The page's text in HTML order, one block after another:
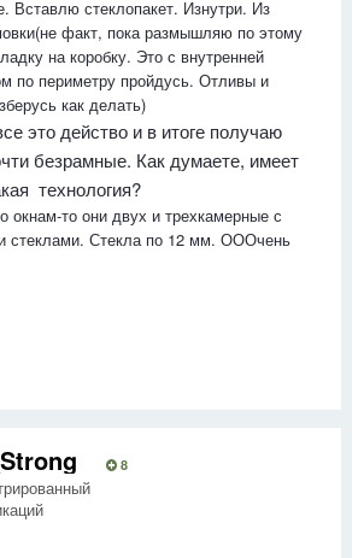
Вставлю стеклопакет. Изнутри. Из
факт, пока размышляю по этому
на коробку. Это с внутренней
по периметру пройдусь. Отливы и
как делать)
это действо и в итоге получаю
безрамные. Как думаете, имеет
технология?
окнам-то они двух и трехкамерные с
стеклами. Стекла по 12 мм. ОООчень
8